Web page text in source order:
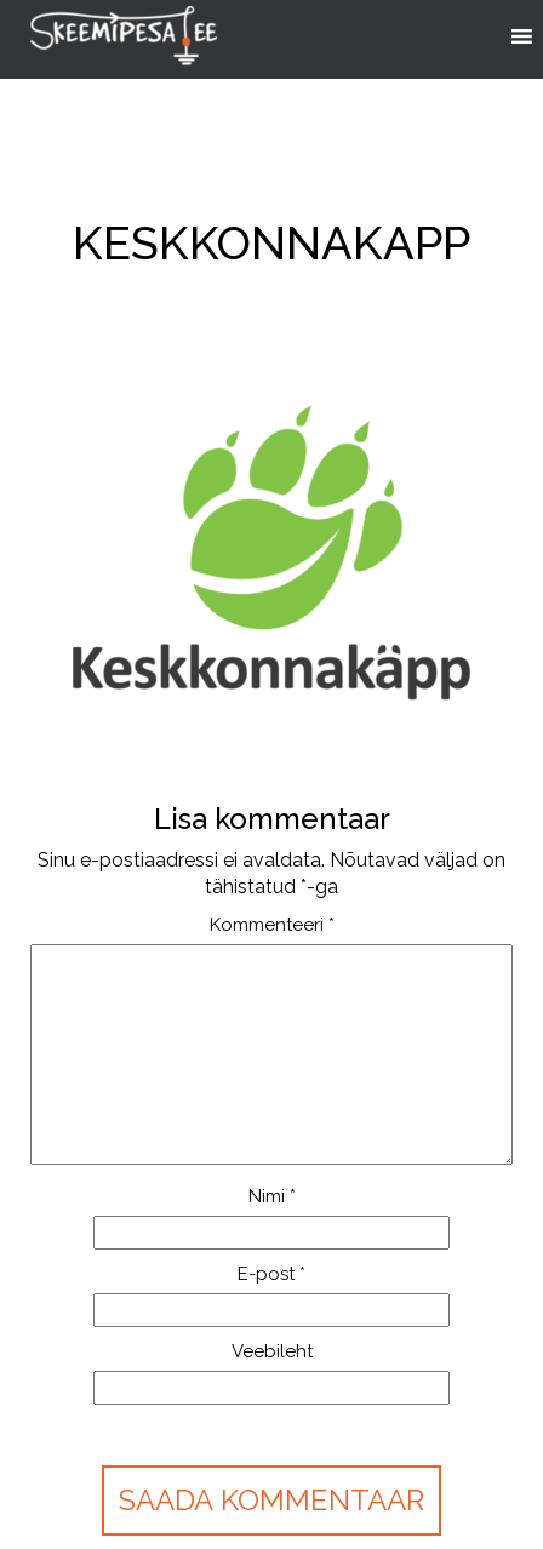
KESKKONNAKAPP
Lisa kommentaar
Sinu e-postiaadressi ei avaldata. Nõutavad väljad on
tähistatud *-ga
Kommenteeri *
Nimi *
E-post *
Veebileht